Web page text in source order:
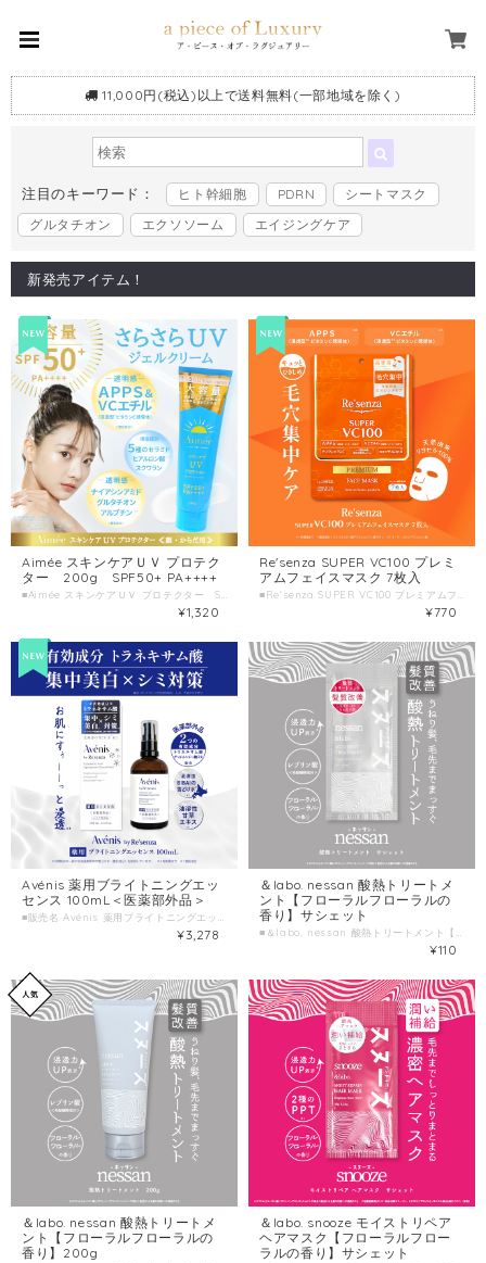
11,000円(税込)以上で送料無料(一部地域を除く)
注目のキーワード： ヒト幹細胞 PDRN
シートマスク
グルタチオン
エクソソーム エイジングケア
新発売アイテム！
Aimée スキンケアＵＶ プロテク
ター 200g SPF50+ PA++++
¥1,320
Re'senza SUPER VC100 プレミ
アムフェイスマスク 7枚入
■Re'senza SUPER VC100 プレミアムフェイスマスク ■種類別名称 シート状フェイスマスク ■容量 7枚入(美容液105mL) ■製造国 日本 ■製造販売元 株式会社HORIZON
¥770
Avénis 薬用ブライトニングエッ
センス 100mL＜医薬部外品＞
■販売名 Avénis 薬用ブライトニングエッセンス＜医薬部外品＞ ■種類別名称 保湿美容液 ■容量 100mL ■製造国 日本
¥3,278
＆labo. nessan 酸熱トリートメ
ント【フローラルフローラルの
香り】サシェット
■＆labo. nessan 酸熱トリートメント【フローラルフローラルの香り】サシェット ■種類別名称 トリートメント ■容量 10g ■製造国 日本 ■製造販売元 株式会社HORIZON
¥110
＆labo. nessan 酸熱トリートメ
ント【フローラルフローラルの
香り】200g
＆labo. snooze モイストリペア
ヘアマスク【フローラルフロー
ラルの香り】サシェット